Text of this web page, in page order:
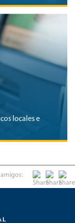
locales e